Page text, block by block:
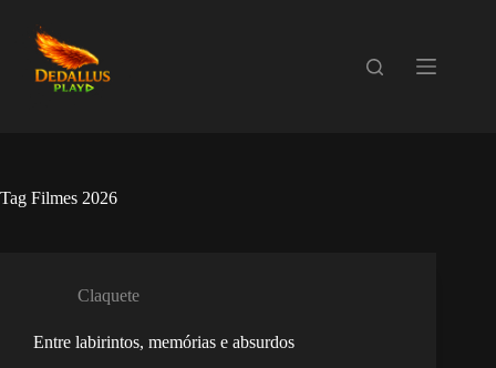
conteúdo
Tag Filmes 2026
Claquete
Entre labirintos, memórias e absurdos